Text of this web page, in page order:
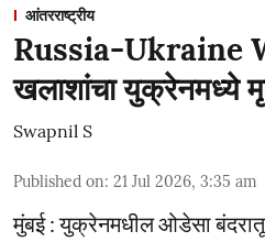
आंतरराष्ट्रीय
Russia-Ukraine
खलाशांचा युक्रेनमध्ये
Swapnil S
Published on: 21 Jul 2026, 3:35 am
मुंबई : युक्रेनमधील ओडेसा बंदरातून